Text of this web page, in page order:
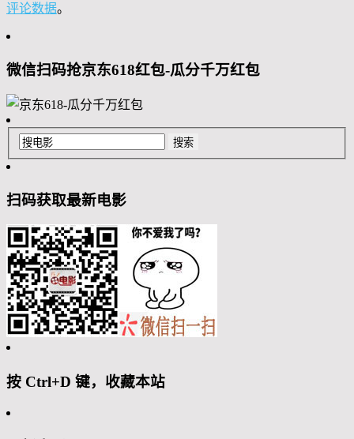
评论数据。
微信扫码抢京东618红包-瓜分千万红包
扫码获取最新电影
按 Ctrl+D 键，收藏本站